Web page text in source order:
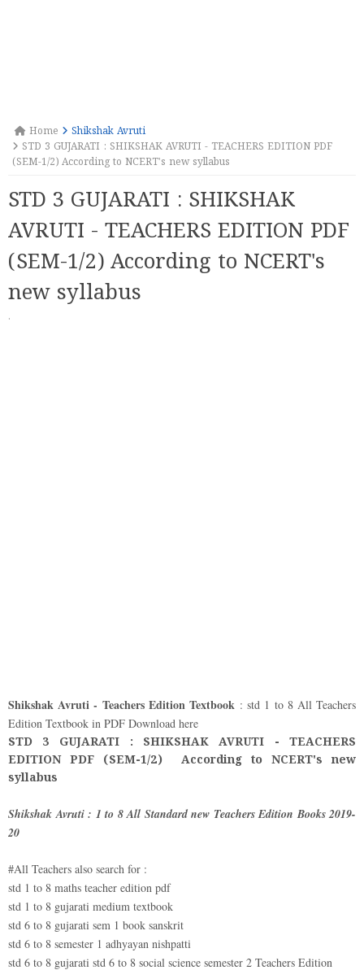
Home
Shikshak Avruti
STD 3 GUJARATI : SHIKSHAK AVRUTI - TEACHERS EDITION PDF
(SEM-1/2) According to NCERT's new syllabus
STD 3 GUJARATI : SHIKSHAK
AVRUTI - TEACHERS EDITION PDF
(SEM-1/2) According to NCERT's
new syllabus
·
Shikshak Avruti - Teachers Edition Textbook: std 1 to 8 All Teachers
Edition Textbook in PDF Download here
STD 3 GUJARATI : SHIKSHAK AVRUTI - TEACHERS
EDITION PDF (SEM-1/2) According to NCERT's new
syllabus
Shikshak Avruti : 1 to 8 All Standard new Teachers Edition Books 2019-
20
#All Teachers also search for :
std 1 to 8 maths teacher edition pdf
std 1 to 8 gujarati medium textbook
std 6 to 8 gujarati sem 1 book sanskrit
std 6 to 8 semester 1 adhyayan nishpatti
std 6 to 8 gujarati std 6 to 8 social science semester 2 Teachers Edition